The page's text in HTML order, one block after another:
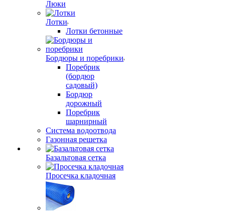
Люки
Лотки
Лотки бетонные
Бордюры и поребрики
Поребрик
(бордюр
садовый)
Бордюр
дорожный
Поребрик
шарнирный
Система водоотвода
Газонная решетка
Базальтовая сетка
Просечка кладочная